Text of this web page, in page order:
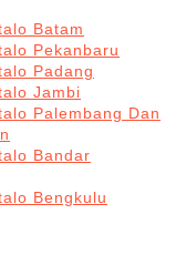
Batam
Pekanbaru
Padang
Jambi
Palembang Dan
Bandar
Bengkulu